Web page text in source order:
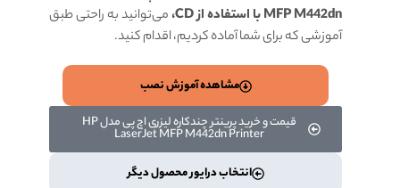
MFP M442dn با استفاده از CD،
می‌توانید به راحتی طبق
آموزشی که برای شما آماده کردیم، اقدام کنید.
مشاهده آموزش نصب
قیمت و خرید پرینتر چندکاره لیزری اچ‌ پی مدل HP
LaserJet MFP M442dn Printer
انتخاب درایور محصول دیگر